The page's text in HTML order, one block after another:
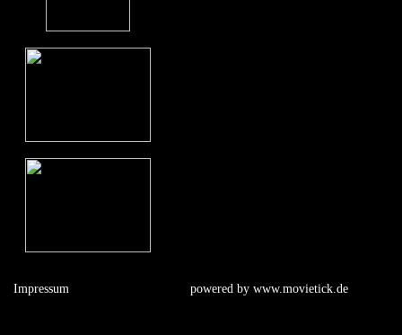
Impressum powered by www.movietick.de